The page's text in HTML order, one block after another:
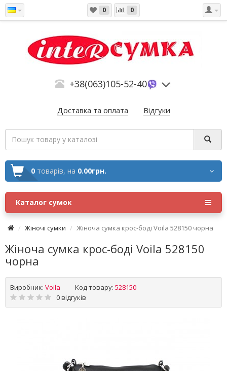
0 0
+38(063)105-52-40
Доставка та оплата Відгуки
0 товарів, на 0.00грн.
Каталог сумок
Жіночі сумки Жіноча сумка крос-боді Voila 528150 чорна
Жіноча сумка крос-боді Voila 528150
чорна
Виробник: Voila Код товару: 528150
0 відгуків